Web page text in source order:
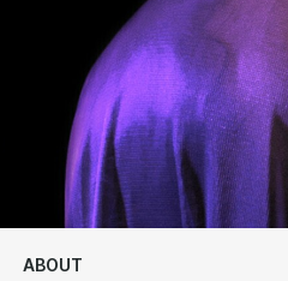
ABOUT